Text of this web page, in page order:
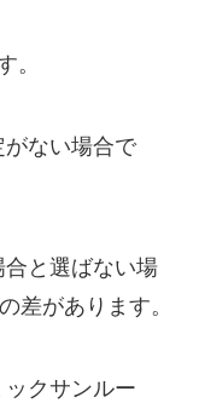
。
ない場合で
と選ばない場
差があります。
クサンルー